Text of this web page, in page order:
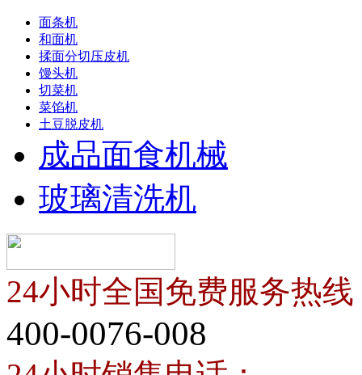
面条机
和面机
揉面分切压皮机
馒头机
切菜机
菜馅机
土豆脱皮机
成品面食机械
玻璃清洗机
24小时全国免费服务热线
400-0076-008